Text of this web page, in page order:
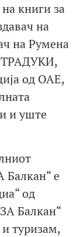
книги за
на
на Румена
ТРАДУКИ,
од ОАЕ,
и уште
Балкан“ е
од
Балкан“
туризам,